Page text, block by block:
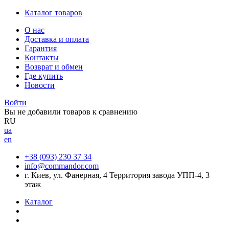
Каталог товаров
О нас
Доставка и оплата
Гарантия
Контакты
Возврат и обмен
Где купить
Новости
Войти
Вы не добавили товаров к сравнению
RU
ua
en
+38 (093) 230 37 34
info@commandor.com
г. Киев, ул. Фанерная, 4 Территория завода УПП-4, 3
этаж
Каталог